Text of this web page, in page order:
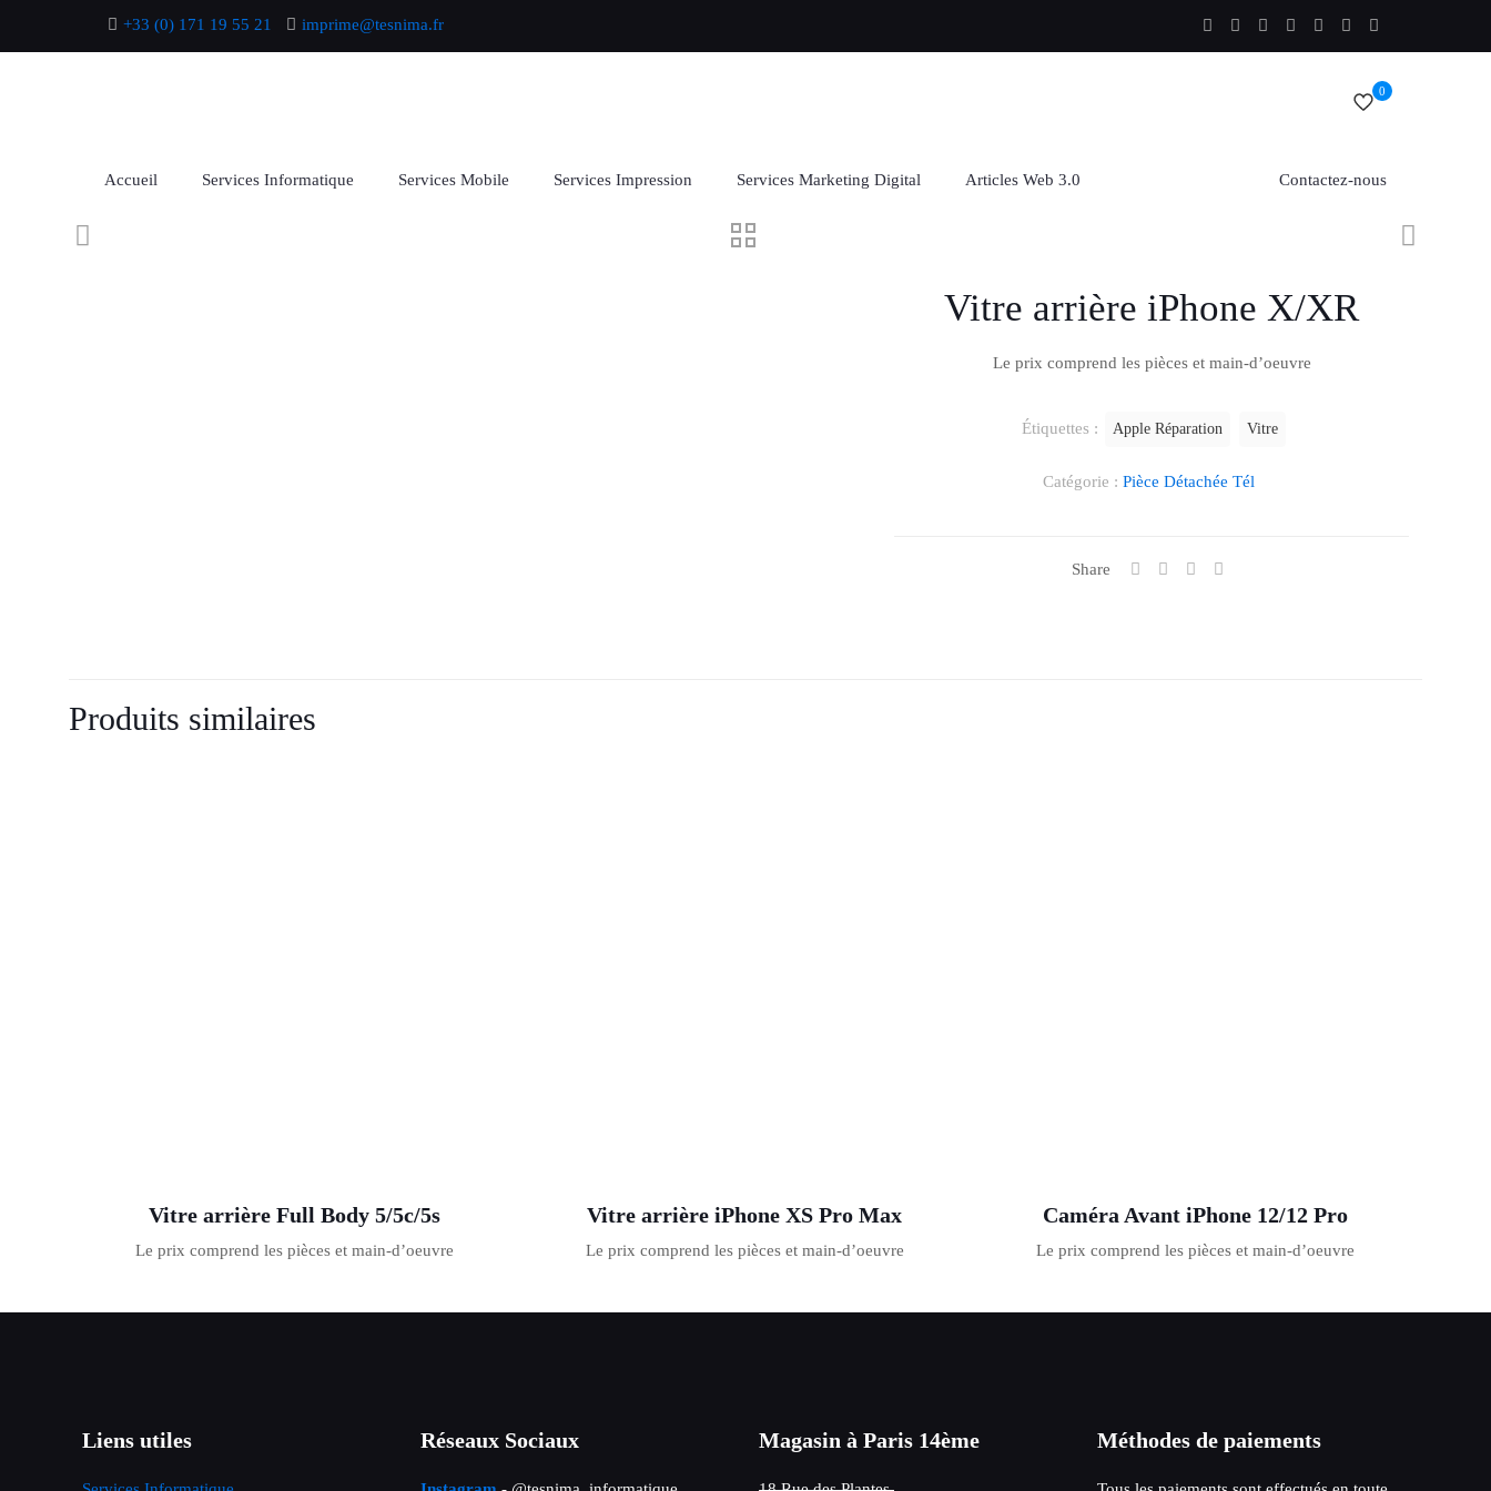
+33 (0) 171 19 55 21 imprime@tesnima.fr
0
Accueil Services Informatique Services Mobile Services Impression Services Marketing Digital Articles Web 3.0 Contactez-nous
Vitre arrière iPhone X/XR
Le prix comprend les pièces et main-d’oeuvre
Catégorie : Pièce Détachée Tél
Étiquettes : Apple Réparation Vitre
Share
Produits similaires
Vitre arrière Full Body 5/5c/5s
Le prix comprend les pièces et main-d’oeuvre
Vitre arrière iPhone XS Pro Max
Le prix comprend les pièces et main-d’oeuvre
Caméra Avant iPhone 12/12 Pro
Le prix comprend les pièces et main-d’oeuvre
Liens utiles Réseaux Sociaux Magasin à Paris 14ème Méthodes de paiements